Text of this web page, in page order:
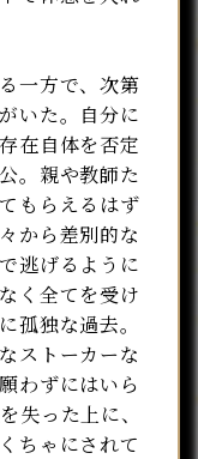
一方で、次第
いた。自分に
在自体を否定
。親や教師た
もらえるはず
から差別的な
逃げるように
く全てを受け
孤独な過去。
ストーカーな
わずにはいら
失った上に、
ちゃにされて